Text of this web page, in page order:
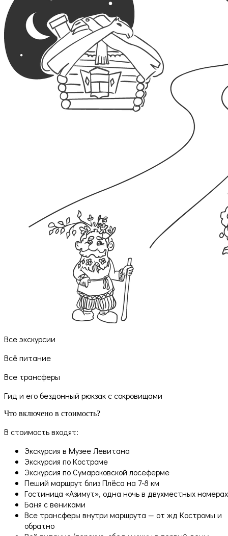
Все экскурсии
Всё питание
Все трансферы
Гид и его бездонный рюкзак с сокровищами
Что включено в стоимость?
В стоимость входят:
Экскурсия в Музее Левитана
Экскурсия по Костроме
Экскурсия по Сумароковской лосеферме
Пеший маршрут близ Плёса на 7-8 км
Гостиница «Азимут», одна ночь в двухместных номерах
Баня с вениками
Все трансферы внутри маршрута — от жд Костромы и
обратно